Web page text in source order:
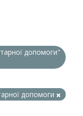
допомоги"
допомоги